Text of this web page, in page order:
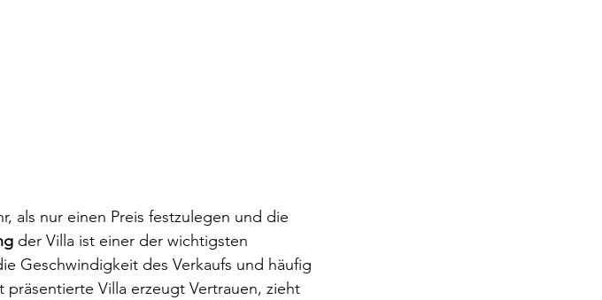
als nur einen Preis festzulegen und die
der Villa ist einer der wichtigsten
Geschwindigkeit des Verkaufs und häufig
Villa erzeugt Vertrauen, zieht